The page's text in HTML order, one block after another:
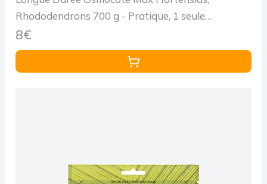
Rhododendrons 700 g - Pratique, 1 seule
application par an - Protège les racines -
Résultats dès 1semaine - Pour 45 plantes
8€